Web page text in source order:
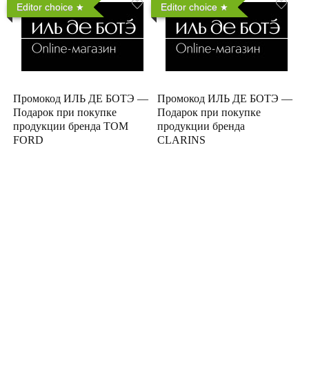
Editor choice
Промокод ИЛЬ ДЕ БОТЭ —
Подарок при покупке
продукции бренда TOM
FORD
Editor choice
Промокод ИЛЬ ДЕ БОТЭ —
Подарок при покупке
продукции бренда
CLARINS